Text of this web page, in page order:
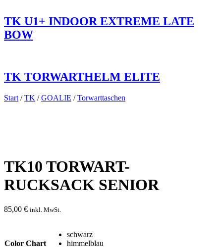
TK U1+ INDOOR EXTREME LATE
BOW
TK TORWARTHELM ELITE
Start /TK /GOALIE /Torwarttaschen
TK10 TORWART-
RUCKSACK SENIOR
85,00 € inkl. MwSt.
Color Chart
schwarz
himmelblau